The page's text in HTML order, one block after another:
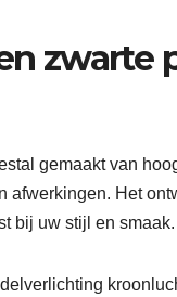
zwarte
gemaakt van
afwerkingen. Het
bij uw stijl en smaak.